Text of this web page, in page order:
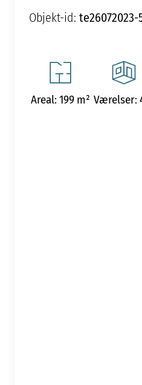
Objekt-id: te26072023-
Areal: 199 m² Værelser: